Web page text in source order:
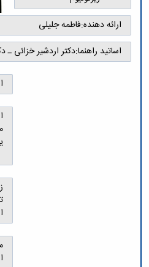
ارائه دهنده:فاطمه جلیلی
اساتید راهنما:دکتر اردشیر خزائی